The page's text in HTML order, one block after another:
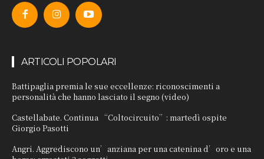
ARTICOLI POPOLARI
Battipaglia premia le sue eccellenze: riconoscimenti a
personalità che hanno lasciato il segno (video)
Castellabate. Continua “Coltocircuito”: martedì ospite
Giorgio Pasotti
Angri. Aggrediscono un’anziana per una catenina d’oro e una